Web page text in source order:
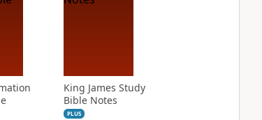
King James Study
Bible Notes
PLUS